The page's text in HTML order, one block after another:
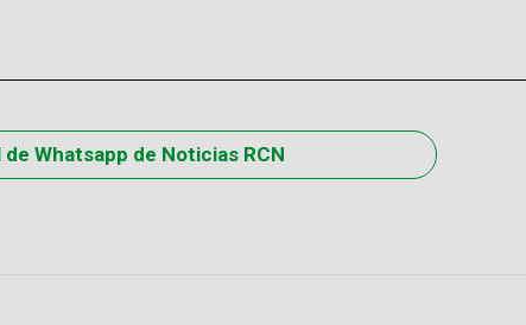
de Whatsapp de Noticias RCN